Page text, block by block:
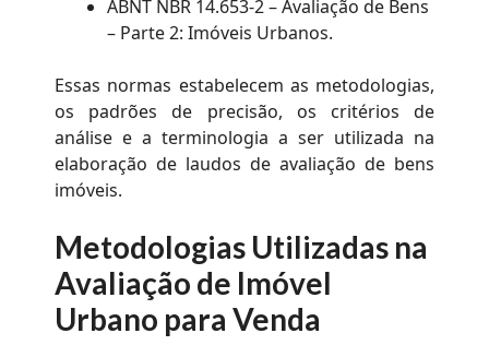
ABNT NBR 14.653-2 – Avaliação de Bens
– Parte 2: Imóveis Urbanos.
Essas normas estabelecem as metodologias,
os padrões de precisão, os critérios de
análise e a terminologia a ser utilizada na
elaboração de laudos de avaliação de bens
imóveis.
Metodologias Utilizadas na
Avaliação de Imóvel
Urbano para Venda